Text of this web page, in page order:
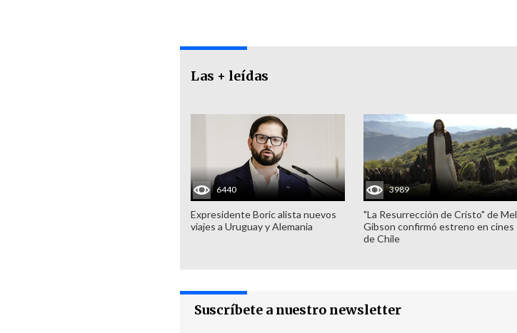
Las + leídas
6440
Expresidente Boric alista nuevos
viajes a Uruguay y Alemania
3989
"La Resurrección de Cristo" de Mel
Gibson confirmó estreno en cines
de Chile
Suscríbete a nuestro newsletter